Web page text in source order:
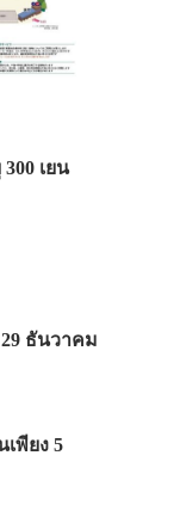
เยน
ธันวาคม
เพียง 5